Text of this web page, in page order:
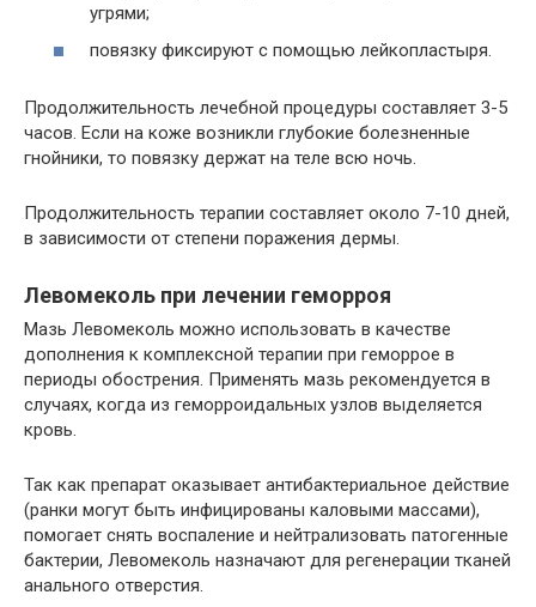
угрями;
повязку фиксируют с помощью лейкопластыря.
Продолжительность лечебной процедуры составляет 3-5
часов. Если на коже возникли глубокие болезненные
гнойники, то повязку держат на теле всю ночь.
Продолжительность терапии составляет около 7-10 дней,
в зависимости от степени поражения дермы.
Левомеколь при лечении геморроя
Мазь Левомеколь можно использовать в качестве
дополнения к комплексной терапии при геморрое в
периоды обострения. Применять мазь рекомендуется в
случаях, когда из геморроидальных узлов выделяется
кровь.
Так как препарат оказывает антибактериальное действие
(ранки могут быть инфицированы каловыми массами),
помогает снять воспаление и нейтрализовать патогенные
бактерии, Левомеколь назначают для регенерации тканей
анального отверстия.